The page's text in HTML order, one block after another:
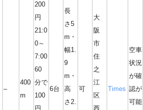
–
400
m
200
円
21:0
0～
7:00
60
分で
100
円
6台
長
さ5
m・
幅1.
9
m・
高
さ2.
可
大
阪
市
住
之
江
区
西
Times
空車
状況
が確
認が
可能